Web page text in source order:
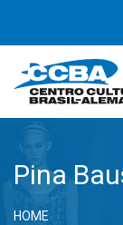
Pina
HOME